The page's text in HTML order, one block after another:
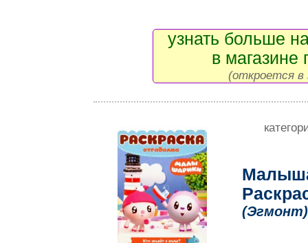
узнать больше
в магазине
(откроется в
(Эгмонт)